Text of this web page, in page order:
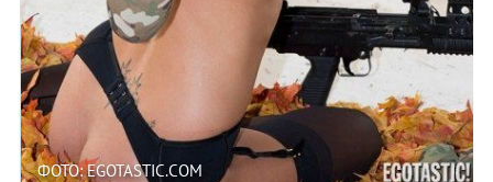
ФОТО: EGOTASTIC.COM